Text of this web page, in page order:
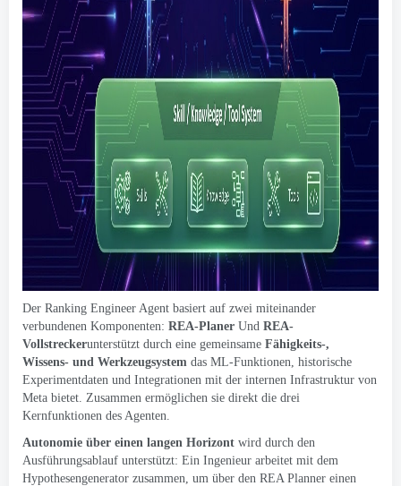
Der Ranking Engineer Agent basiert auf zwei miteinander
verbundenen Komponenten: REA-Planer Und REA-
Vollstreckerunterstützt durch eine gemeinsame Fähigkeits-,
Wissens- und Werkzeugsystem das ML-Funktionen, historische
Experimentdaten und Integrationen mit der internen Infrastruktur von
Meta bietet. Zusammen ermöglichen sie direkt die drei
Kernfunktionen des Agenten.
Autonomie über einen langen Horizont wird durch den
Ausführungsablauf unterstützt: Ein Ingenieur arbeitet mit dem
Hypothesengenerator zusammen, um über den REA Planner einen